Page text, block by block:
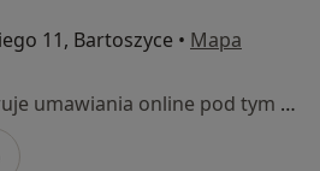
11, Bartoszyce • Mapa
Specjalista nie oferuje umawiania online pod tym adresem.